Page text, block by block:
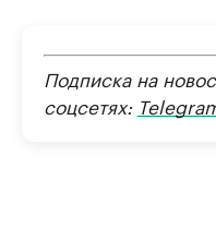
Подписка на
соцсетях: